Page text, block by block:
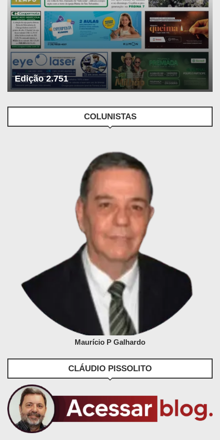
Edição 2.751
COLUNISTAS
Maurício P Galhardo
CLÁUDIO PISSOLITO